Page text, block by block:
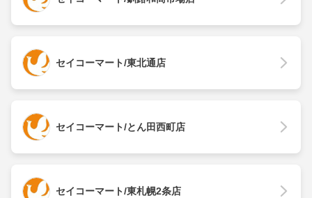
セイコーマート/東北通店
セイコーマート/とん田西町店
セイコーマート/東札幌2条店